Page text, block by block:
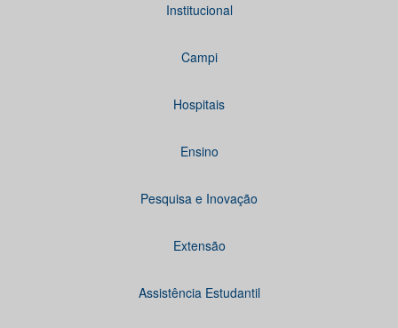
Institucional
Campi
Hospitais
Ensino
Pesquisa e Inovação
Extensão
Assistência Estudantil